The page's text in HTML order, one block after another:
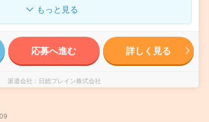
もっと見る
応募へ進む 詳しく見る
派遣会社 日総ブレイン株式会社